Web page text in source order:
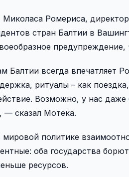
Ромериса,
стран Балтии в
Балтии всегда впечатляет
ритуалы – как
Возможно, у нас
— сказал Мотека.
мировой политике
оба государства
ресурсов.